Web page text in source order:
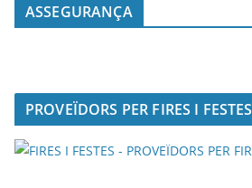
ASSEGURANÇA
PROVEÏDORS PER FIRES I FESTES